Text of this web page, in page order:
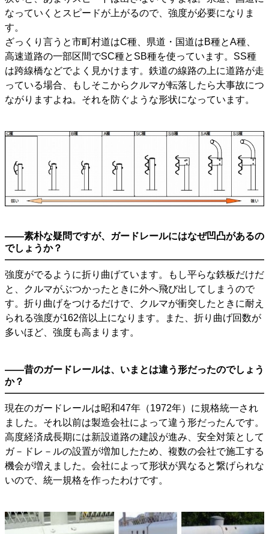
なっていくとスピードが上がるので、強度が必要になりま
す。
ざっくり言うと市町村道はC種、県道・国道はB種とA種、
高速道路の一部区間でSC種とSB種を使っています。SS種
は跨線橋などでよく見かけます。鉄道の線路の上に道路が走
っている場合、もしそこからクルマが転落したら大事故につ
ながりますよね。それを防ぐような形状になっています。
――素朴な疑問ですが、ガードレールにはなぜ凹凸があるの
でしょうか？
強度がでるように折り曲げています。もし平らな鉄板だけだ
と、クルマがぶつかったときに外へ飛び出してしまうので
す。折り曲げをつけるだけで、クルマが衝突したときに耐え
られる強度が162倍以上になります。また、折り曲げ回数が
多いほど、強度も高まります。
――昔のガードレールは、いまとは違う形だったのでしょう
か？
現在のガードレールは昭和47年（1972年）に規格統一され
ました。それ以前は製造会社によって違う形だったんです。
高度経済成長期には新設道路の建設が進み、安全対策として
ガ－ドレ－ルの設置が増加したため、複数の会社で施工する
機会が増えました。会社によって形状が異なると繋げられな
いので、統一規格を作ったわけです。